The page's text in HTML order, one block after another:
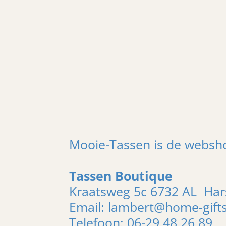
Mooie-Tassen is de
Tassen Boutique
Kraatsweg 5c 6732 AL
Email: lambert@home-